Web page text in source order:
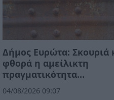
Δήμος Ευρώτα: Σκουριά
φθορά η αμείλικτη
πραγματικότητα…
04/08/2026 09:07